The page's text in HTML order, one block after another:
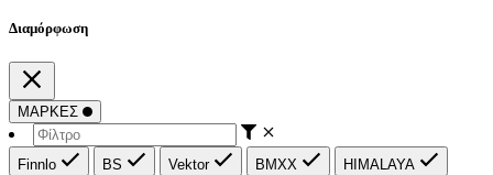
Διαμόρφωση
ΜΑΡΚΕΣ
Finnlo BS Vektor BMXX
HIMALAYA